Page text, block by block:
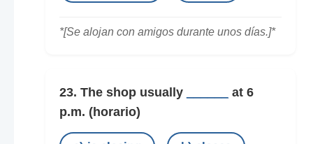
*[Se alojan con amigos durante unos días.]*
23. The shop usually
at 6
p.m. (horario)